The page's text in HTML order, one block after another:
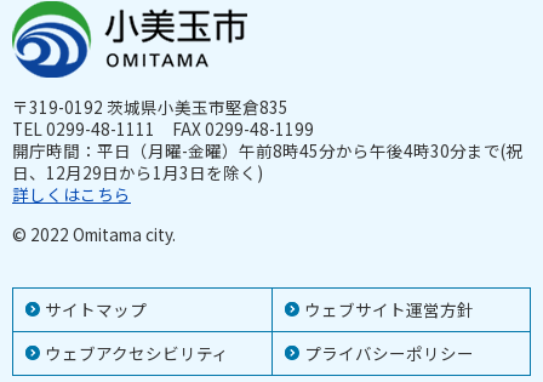
サイトマップ
ウェブサイト運営方針
ウェブアクセシビリティ
プライバシーポリシー
〒319-0192 茨城県小美玉市堅倉835
TEL 0299-48-1111 FAX 0299-48-1199
開庁時間：平日（月曜-金曜）午前8時45分から午後4時30分まで(祝
日、12月29日から1月3日を除く)
詳しくはこちら
© 2022 Omitama city.